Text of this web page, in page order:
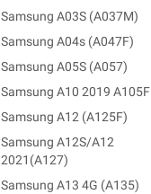
Samsung A03S (A037M)
Samsung A04s (A047F)
Samsung A05S (A057)
Samsung A10 2019 A105F
Samsung A12 (A125F)
Samsung A12S/A12
2021(A127)
Samsung A13 4G (A135)